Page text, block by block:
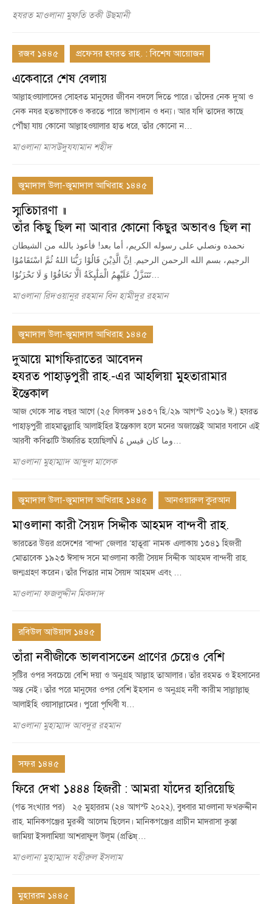
হযরত মাওলানা মুফতি তকী উছমানী
রজব ১৪৪৫ প্রফেসর হযরত রাহ. : বিশেষ আয়োজন
একেবারে শেষ বেলায়
আল্লাহওয়ালাদের সোহবত মানুষের জীবন বদলে দিতে পারে। তাঁদের নেক দুআ ও
নেক নযর হতভাগাকেও করতে পারে ভাগ্যবান ও ধন্য। আর যদি তাদের কাছে
পৌঁছা যায় কোনো আল্লাহওয়ালার হাত ধরে, তাঁর কোনো ন…
মাওলানা মাসউদুযযামান শহীদ
জুমাদাল উলা-জুমাদাল আখিরাহ ১৪৪৫
স্মৃতিচারণা ॥
তাঁর কিছু ছিল না আবার কোনো কিছুর অভাবও ছিল না
نحمده ونصلي على رسوله الكريم، أما بعد! فأعوذ بالله من الشيطان
الرجيم، بسم الله الرحمن الرحيم. اِنَّ الَّذِیْنَ قَالُوْا رَبُّنَا اللهُ ثُمَّ اسْتَقَامُوْا
تَتَنَزَّلُ عَلَیْهِمُ الْمَلٰٓىِٕكَةُ اَلَّا تَخَافُوْا وَ لَا تَحْزَنُوْا…
মাওলানা রিদওয়ানুর রহমান বিন হামীদুর রহমান
জুমাদাল উলা-জুমাদাল আখিরাহ ১৪৪৫
দুআয়ে মাগফিরাতের আবেদন
হযরত পাহাড়পুরী রাহ.-এর আহলিয়া মুহতারামার
ইন্তেকাল
আজ থেকে সাত বছর আগে (২৫ যিলকদ ১৪৩৭ হি./২৯ আগস্ট ২০১৬ ঈ.) হযরত
পাহাড়পুরী রাহমাতুল্লাহি আলাইহির ইন্তেকাল হলে মনের অজান্তেই আমার যবানে এই
আরবী কবিতাটি উচ্চারিত হয়েছিলÑ وما كان قيس هُ…
মাওলানা মুহাম্মাদ আব্দুল মালেক
জুমাদাল উলা-জুমাদাল আখিরাহ ১৪৪৫ আনওয়ারুল কুরআন
মাওলানা কারী সৈয়দ সিদ্দীক আহমদ বান্দবী রাহ.
ভারতের উত্তর প্রদেশের ‘বান্দা’ জেলার ‘হাতূরা’ নামক এলাকায় ১৩৪১ হিজরী
মোতাবেক ১৯২৩ ঈসাব্দ সনে মাওলানা কারী সৈয়দ সিদ্দীক আহমদ বান্দবী রাহ.
জন্মগ্রহণ করেন। তাঁর পিতার নাম সৈয়দ আহমদ এবং …
মাওলানা ফজলুদ্দীন মিকদাদ
রবিউল আউয়াল ১৪৪৫
তাঁরা নবীজীকে ভালবাসতেন প্রাণের চেয়েও বেশি
সৃষ্টির ওপর সবচেয়ে বেশি দয়া ও অনুগ্রহ আল্লাহ তাআলার। তাঁর রহমত ও ইহসানের
অন্ত নেই। তাঁর পরে মানুষের ওপর বেশি ইহসান ও অনুগ্রহ নবী কারীম সাল্লাল্লাহু
আলাইহি ওয়াসাল্লামের। পুরো পৃথিবী য…
মাওলানা মুহাম্মাদ আবদুর রহমান
সফর ১৪৪৫
ফিরে দেখা ১৪৪৪ হিজরী : আমরা যাঁদের হারিয়েছি
(গত সংখ্যার পর) ২৫ মুহাররম (২৪ আগস্ট ২০২২), বুধবার মাওলানা ফখরুদ্দীন
রাহ. মানিকগঞ্জের মুরব্বী আলেম ছিলেন। মানিকগঞ্জের প্রাচীন মাদরাসা কুস্তা
জামিয়া ইসলামিয়া আশরাফুল উলূম (প্রতিষ্…
মাওলানা মুহাম্মাদ যহীরুল ইসলাম
মুহাররম ১৪৪৫